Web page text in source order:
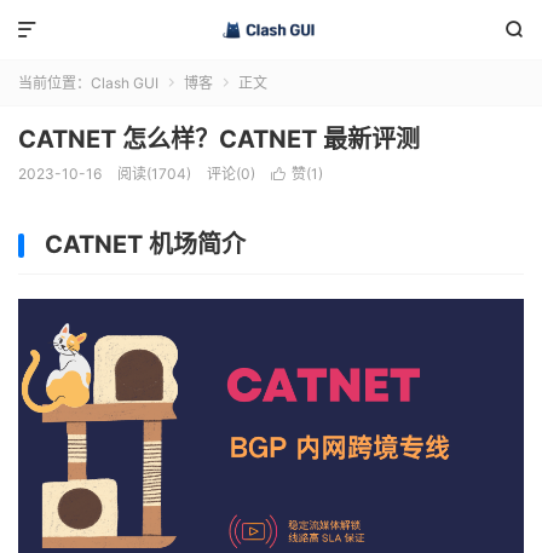


当前位置： Clash GUI  博客  正文
CATNET 怎么样？CATNET 最新评测
2023-10-16 阅读(1704) 评论(0)  赞(1 )
CATNET 机场简介